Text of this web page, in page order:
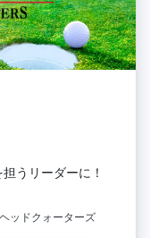
うリーダーに！
ッドクォーターズ